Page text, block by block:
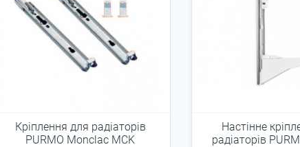
Кріплення для радіаторів
PURMO Monclac MCK
Настінне
радіаторів